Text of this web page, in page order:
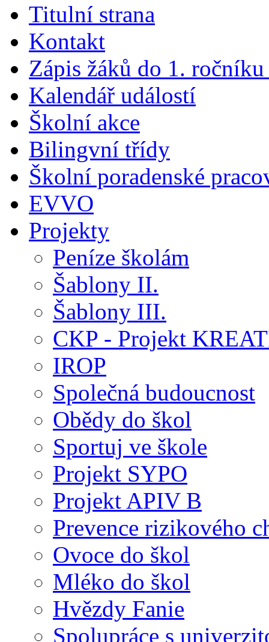
Titulní strana
Kontakt
Zápis žáků do 1.
Kalendář událostí
Školní akce
Bilingvní třídy
Školní poradenské
EVVO
Projekty
Peníze školám
Šablony II.
Šablony III.
CKP - Projekt
IROP
Společná budoucnost
Obědy do škol
Sportuj ve škole
Projekt SYPO
Projekt APIV B
Prevence rizikového
Ovoce do škol
Mléko do škol
Hvězdy Fanie
Spolupráce s